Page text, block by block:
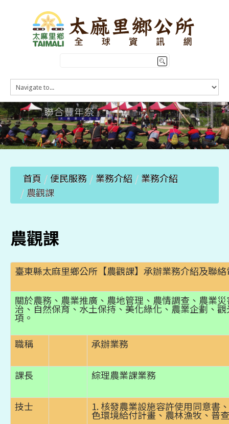
HOME
訊息公告
本鄉簡介
公所介紹
觀光導覽
首頁 /便民服務 / 業務介紹 / 業務介紹
/ 農觀課
農觀課
臺東縣太麻里鄉公所【農觀課】承辦業務介紹及聯
關於農務、農業推廣、農地管理、農情調查、農業
治、自然保育、水土保持、美化綠化、農業企劃、
項。
職稱
承辦業務
課長 綜理農業課業務
技士 1. 核發農業設施容許使用同意書
色環境給付計畫、農林漁牧、普